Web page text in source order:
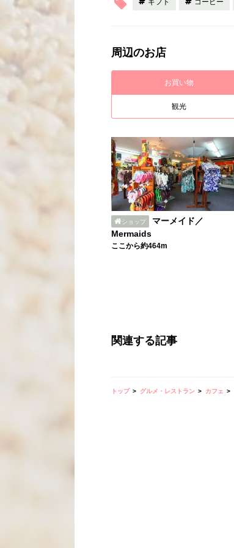
ギフト コーヒー
周辺のお店
お買い物
観光
ショップ
マーメイド／
Mermaids
ここから約464m
関連する記事
トップ グルメ・レストラン カフェ